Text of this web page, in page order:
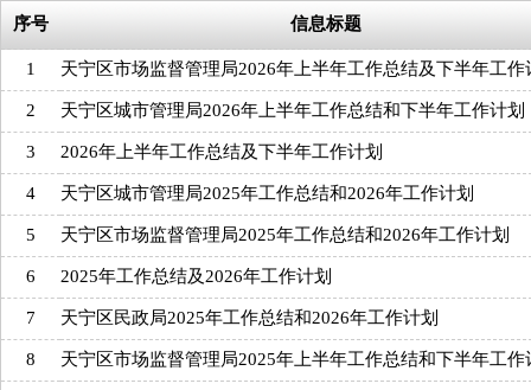
序号 信息标题
1 天宁区市场监督管理局2026年上半年工作总结及下半年工作
2 天宁区城市管理局2026年上半年工作总结和下半年工作计划
3 2026年上半年工作总结及下半年工作计划
4 天宁区城市管理局2025年工作总结和2026年工作计划
5 天宁区市场监督管理局2025年工作总结和2026年工作计划
6 2025年工作总结及2026年工作计划
7 天宁区民政局2025年工作总结和2026年工作计划
8 天宁区市场监督管理局2025年上半年工作总结和下半年工作